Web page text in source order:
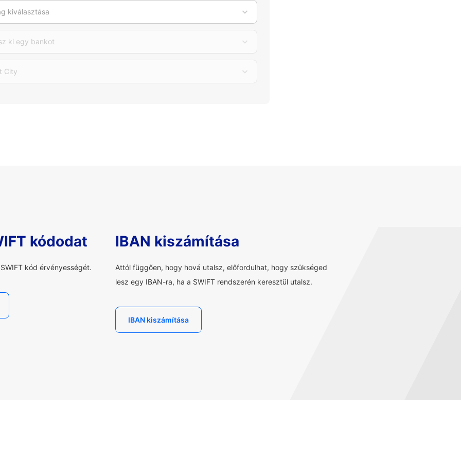
kiválasztása
ki egy bankot
City
kódodat
kód érvényességét.
IBAN kiszámítása
Attól függően, hogy hová utalsz, előfordulhat, hogy szükséged
lesz egy IBAN-ra, ha a SWIFT rendszerén keresztül utalsz.
IBAN kiszámítása